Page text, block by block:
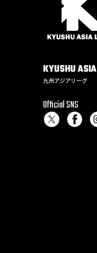
KYUSHUASIA
九州アジアリーグ
Official SNS